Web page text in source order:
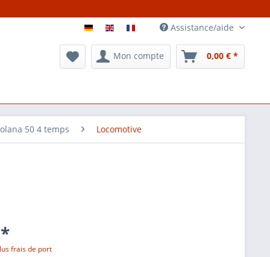
Assistance/aide
Mon compte 0,00 € *
50 4 temps Locomotive
frais de port